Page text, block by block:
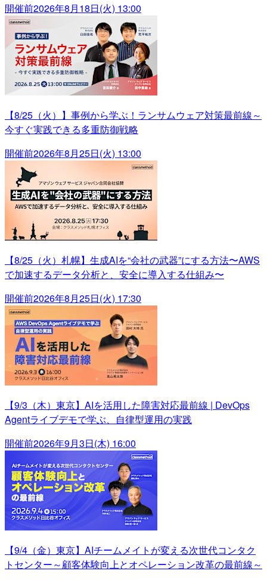
開催前2026年8月18日(火) 13:00
【8/25（火）】事例から学ぶ！ランサムウェア対策最前線～
今すぐ実践できる多重防御戦略
開催前2026年8月25日(火) 13:00
【8/25（火）札幌】生成AIを“会社の武器”にする方法〜AWS
で加速するデータ分析と、安全に導入する仕組み〜
開催前2026年8月25日(火) 17:30
【9/3（木）東京】AIを活用した障害対応最前線 | DevOps
Agentライブデモで学ぶ、自律型運用の実践
開催前2026年9月3日(木) 16:00
【9/4（金）東京】AIチームメイトが変える次世代コンタク
トセンター～顧客体験向上とオペレーション改革の最前線～